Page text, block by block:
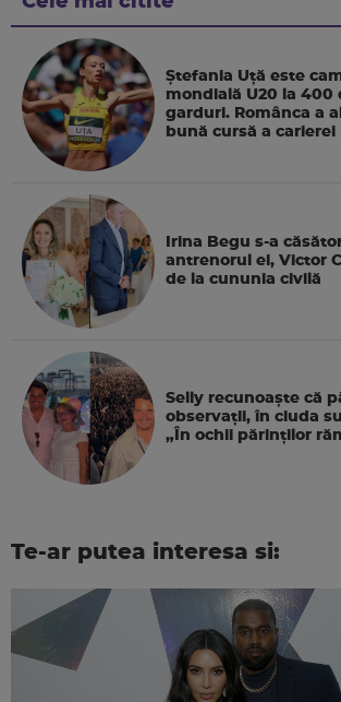
Ștefania Uță este
mondială U20 la 400
garduri. Românca a
bună cursă a carierei
Irina Begu s-a
antrenorul ei, Victor
de la cununia civilă
Selly recunoaște că
observații, în ciuda
„În ochii părinților
Te-ar putea interesa si: